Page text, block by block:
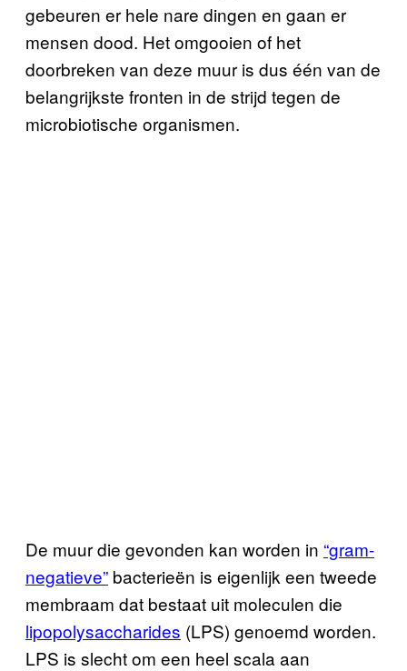
gebeuren er hele nare dingen en gaan er
mensen dood. Het omgooien of het
doorbreken van deze muur is dus één van de
belangrijkste fronten in de strijd tegen de
microbiotische organismen.
De muur die gevonden kan worden in “gram-
negatieve” bacterieën is eigenlijk een tweede
membraam dat bestaat uit moleculen die
lipopolysaccharides (LPS) genoemd worden.
LPS is slecht om een heel scala aan